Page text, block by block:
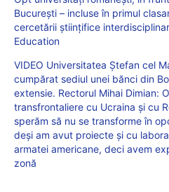
București – incluse în primul
cercetării științifice
Education
VIDEO Universitatea Ştefan cel
cumpărat sediul unei bănci din
extensie. Rectorul Mihai Dimian:
transfrontaliere cu Ucraina și cu
sperăm să nu se transforme în
deși am avut proiecte și cu
armatei americane, deci avem
zonă